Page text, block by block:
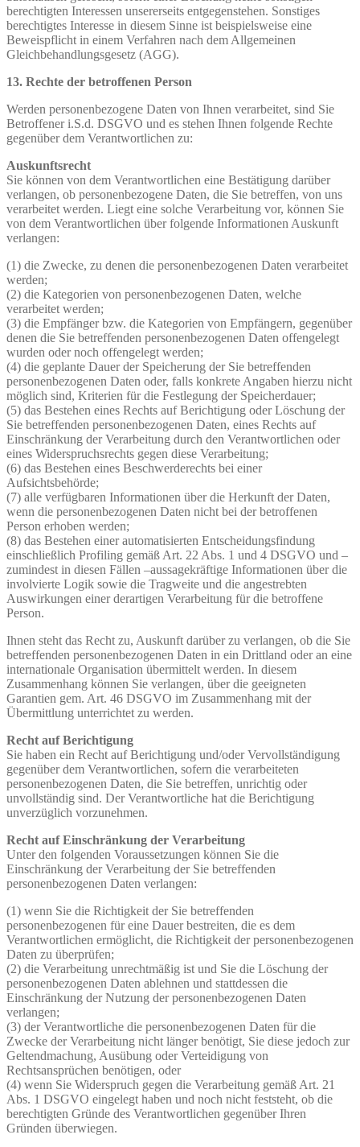
berechtigten Interessen unsererseits entgegenstehen. Sonstiges
berechtigtes Interesse in diesem Sinne ist beispielsweise eine
Beweispflicht in einem Verfahren nach dem Allgemeinen
Gleichbehandlungsgesetz (AGG).
13. Rechte der betroffenen Person
Werden personenbezogene Daten von Ihnen verarbeitet, sind Sie
Betroffener i.S.d. DSGVO und es stehen Ihnen folgende Rechte
gegenüber dem Verantwortlichen zu:
Auskunftsrecht
Sie können von dem Verantwortlichen eine Bestätigung darüber
verlangen, ob personenbezogene Daten, die Sie betreffen, von uns
verarbeitet werden. Liegt eine solche Verarbeitung vor, können Sie
von dem Verantwortlichen über folgende Informationen Auskunft
verlangen:
(1) die Zwecke, zu denen die personenbezogenen Daten verarbeitet
werden;
(2) die Kategorien von personenbezogenen Daten, welche
verarbeitet werden;
(3) die Empfänger bzw. die Kategorien von Empfängern, gegenüber
denen die Sie betreffenden personenbezogenen Daten offengelegt
wurden oder noch offengelegt werden;
(4) die geplante Dauer der Speicherung der Sie betreffenden
personenbezogenen Daten oder, falls konkrete Angaben hierzu nicht
möglich sind, Kriterien für die Festlegung der Speicherdauer;
(5) das Bestehen eines Rechts auf Berichtigung oder Löschung der
Sie betreffenden personenbezogenen Daten, eines Rechts auf
Einschränkung der Verarbeitung durch den Verantwortlichen oder
eines Widerspruchsrechts gegen diese Verarbeitung;
(6) das Bestehen eines Beschwerderechts bei einer
Aufsichtsbehörde;
(7) alle verfügbaren Informationen über die Herkunft der Daten,
wenn die personenbezogenen Daten nicht bei der betroffenen
Person erhoben werden;
(8) das Bestehen einer automatisierten Entscheidungsfindung
einschließlich Profiling gemäß Art. 22 Abs. 1 und 4 DSGVO und –
zumindest in diesen Fällen –aussagekräftige Informationen über die
involvierte Logik sowie die Tragweite und die angestrebten
Auswirkungen einer derartigen Verarbeitung für die betroffene
Person.
Ihnen steht das Recht zu, Auskunft darüber zu verlangen, ob die Sie
betreffenden personenbezogenen Daten in ein Drittland oder an eine
internationale Organisation übermittelt werden. In diesem
Zusammenhang können Sie verlangen, über die geeigneten
Garantien gem. Art. 46 DSGVO im Zusammenhang mit der
Übermittlung unterrichtet zu werden.
Recht auf Berichtigung
Sie haben ein Recht auf Berichtigung und/oder Vervollständigung
gegenüber dem Verantwortlichen, sofern die verarbeiteten
personenbezogenen Daten, die Sie betreffen, unrichtig oder
unvollständig sind. Der Verantwortliche hat die Berichtigung
unverzüglich vorzunehmen.
Recht auf Einschränkung der Verarbeitung
Unter den folgenden Voraussetzungen können Sie die
Einschränkung der Verarbeitung der Sie betreffenden
personenbezogenen Daten verlangen:
(1) wenn Sie die Richtigkeit der Sie betreffenden
personenbezogenen für eine Dauer bestreiten, die es dem
Verantwortlichen ermöglicht, die Richtigkeit der personenbezogenen
Daten zu überprüfen;
(2) die Verarbeitung unrechtmäßig ist und Sie die Löschung der
personenbezogenen Daten ablehnen und stattdessen die
Einschränkung der Nutzung der personenbezogenen Daten
verlangen;
(3) der Verantwortliche die personenbezogenen Daten für die
Zwecke der Verarbeitung nicht länger benötigt, Sie diese jedoch zur
Geltendmachung, Ausübung oder Verteidigung von
Rechtsansprüchen benötigen, oder
(4) wenn Sie Widerspruch gegen die Verarbeitung gemäß Art. 21
Abs. 1 DSGVO eingelegt haben und noch nicht feststeht, ob die
berechtigten Gründe des Verantwortlichen gegenüber Ihren
Gründen überwiegen.